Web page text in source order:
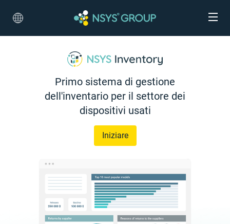
Primo sistema di gestione
dell'inventario per il settore dei
dispositivi usati
Iniziare